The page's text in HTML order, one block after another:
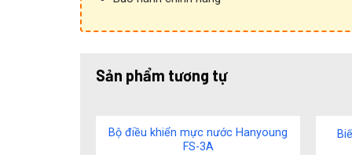
Sản phẩm tương tự
Bộ điều khiển mực nước Hanyoung
FS-3A